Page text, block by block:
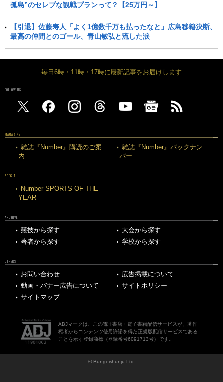
孤島”のセレブな観戦プランって？【25万円～】
【引退】佐藤寿人「よく1億数千万も払ったなと」広島移籍決断、
最高の仲間とのゴール、青山敏弘と流した涙
毎日6時・11時・17時に最新記事をお届けします
FOLLOW US
MAGAZINE
雑誌『Number』購読のご案
内
雑誌『Number』バックナン
バー
SPECIAL
Number SPORTS OF THE
YEAR
ARCHIVE
競技から探す
大会から探す
著者から探す
学校から探す
OTHERS
お問い合わせ
広告掲載について
動画・バナー広告について
サイトポリシー
サイトマップ
ABJマークは、この電子書店・電子書籍配信サービスが、著作
権者からコンテンツ使用許諾を得た正規版配信サービスである
ことを示す登録商標（登録番号6091713号）です。
© Bungeishunju Ltd.